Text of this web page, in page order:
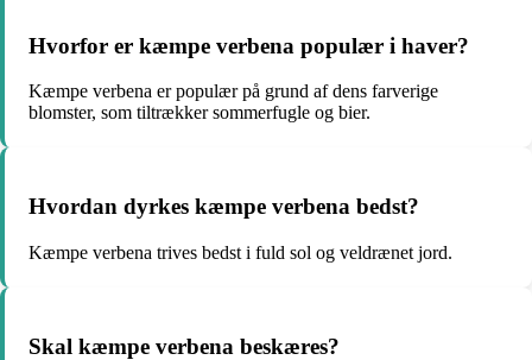
Hvorfor er kæmpe verbena populær i haver?
Kæmpe verbena er populær på grund af dens farverige
blomster, som tiltrækker sommerfugle og bier.
Hvordan dyrkes kæmpe verbena bedst?
Kæmpe verbena trives bedst i fuld sol og veldrænet jord.
Skal kæmpe verbena beskæres?